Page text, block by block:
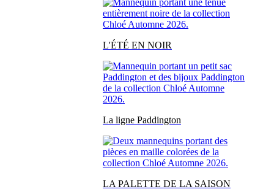
L'ÉTÉ EN NOIR
La ligne Paddington
LA PALETTE DE LA SAISON